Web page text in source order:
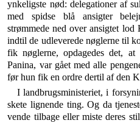
ynkeligste nød: delegationer af
med spidse blå ansigter
strømmede ned over ansigtet lod
indtil de udleverede nøglerne til
fik nøglerne, opda­gedes det,
Panina, var gået med alle
før hun fik en ordre dertil af den
I landbrugsministeriet, i
skete lignende ting. Og da
vende tilbage eller miste de­res